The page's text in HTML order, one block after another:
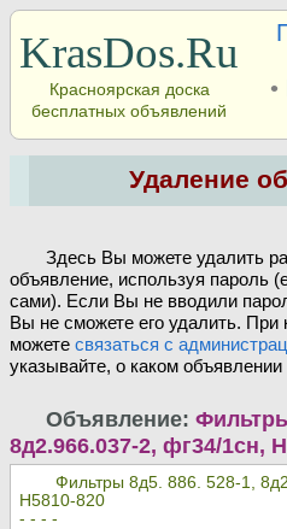
KrasDos.Ru
Красноярская доска
бесплатных объявлений
•
Удаление
Здесь Вы можете удалить
объявление, используя пароль
сами). Если Вы не вводили
Вы не сможете его удалить. При
можете связаться с
указывайте, о каком объявлении
Объявление:
8д2.966.037-2, фг34/1сн,
Фильтры 8д5. 886. 528-1,
Н5810-820
- - - -